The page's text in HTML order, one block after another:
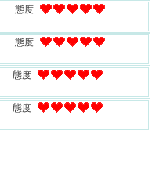
態度
態度
態度
態度